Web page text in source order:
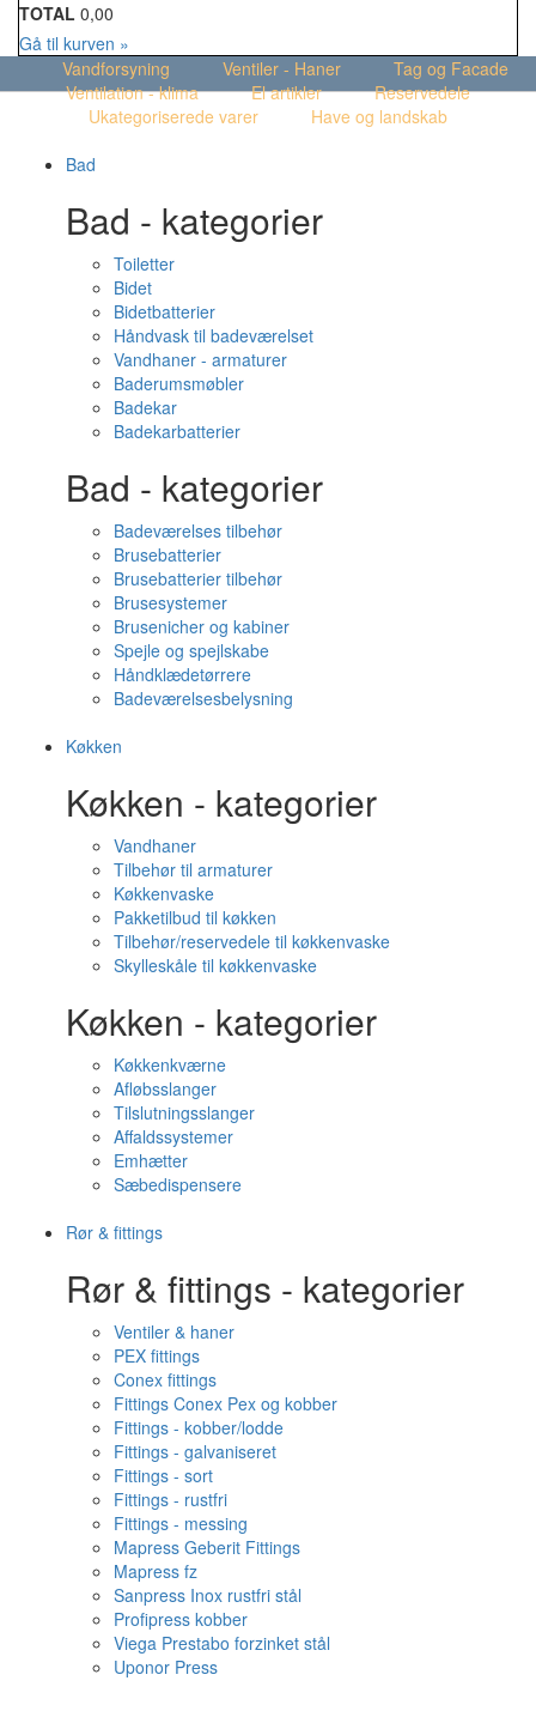
TOTAL 0,00
Gå til kurven »
Vandforsyning
Ventiler - Haner
Tag og Facade
Ventilation - klima
El artikler
Reservedele
Ukategoriserede varer
Have og landskab
Bad
Bad - kategorier
Toiletter
Bidet
Bidetbatterier
Håndvask til badeværelset
Vandhaner - armaturer
Baderumsmøbler
Badekar
Badekarbatterier
Bad - kategorier
Badeværelses tilbehør
Brusebatterier
Brusebatterier tilbehør
Brusesystemer
Brusenicher og kabiner
Spejle og spejlskabe
Håndklædetørrere
Badeværelsesbelysning
Køkken
Køkken - kategorier
Vandhaner
Tilbehør til armaturer
Køkkenvaske
Pakketilbud til køkken
Tilbehør/reservedele til køkkenvaske
Skylleskåle til køkkenvaske
Køkken - kategorier
Køkkenkværne
Afløbsslanger
Tilslutningsslanger
Affaldssystemer
Emhætter
Sæbedispensere
Rør & fittings
Rør & fittings - kategorier
Ventiler & haner
PEX fittings
Conex fittings
Fittings Conex Pex og kobber
Fittings - kobber/lodde
Fittings - galvaniseret
Fittings - sort
Fittings - rustfri
Fittings - messing
Mapress Geberit Fittings
Mapress fz
Sanpress Inox rustfri stål
Profipress kobber
Viega Prestabo forzinket stål
Uponor Press